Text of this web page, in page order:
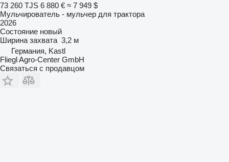
73 260 TJS 6 880 € ≈ 7 949 $
Мульчирователь - мульчер для трактора
2026
Состояние новый
Ширина захвата 3,2 м
Германия, Kastl
Fliegl Agro-Center GmbH
Связаться с продавцом